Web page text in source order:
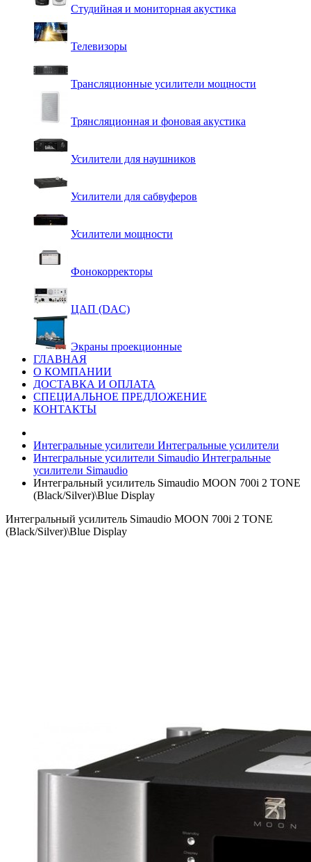
Студийная и мониторная акустика
Телевизоры
Трансляционные усилители мощности
Трянсляционная и фоновая акустика
Усилители для наушников
Усилители для сабвуферов
Усилители мощности
Фонокорректоры
ЦАП (DAC)
Экраны проекционные
ГЛАВНАЯ
О КОМПАНИИ
ДОСТАВКА И ОПЛАТА
СПЕЦИАЛЬНОЕ ПРЕДЛОЖЕНИЕ
КОНТАКТЫ
Интегральные усилители Интегральные усилители
Интегральные усилители Simaudio Интегральные
усилители Simaudio
Интегральный усилитель Simaudio MOON 700i 2 TONE
(Black/Silver)\Blue Display
Интегральный усилитель Simaudio MOON 700i 2 TONE
(Black/Silver)\Blue Display